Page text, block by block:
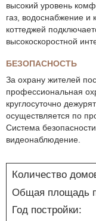
высокий уровень
газ, водоснабжение
коттеджей
высокоскоростной
БЕЗОПАСНОСТЬ
За охрану жителей
профессиональная
круглосуточно
осуществляется по
Система
видеонаблюдение.
Количество
Общая площадь
Год постройки: